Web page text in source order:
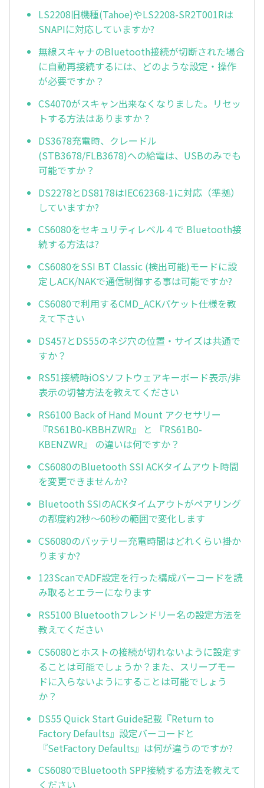
LS2208旧機種(Tahoe)やLS2208-SR2T001Rは
SNAPIに対応していますか?
無線スキャナのBluetooth接続が切断された場合
に自動再接続するには、どのような設定・操作
が必要ですか？
CS4070がスキャン出来なくなりました。リセッ
トする方法はありますか？
DS3678充電時、クレードル
(STB3678/FLB3678)への給電は、USBのみでも
可能ですか？
DS2278とDS8178はIEC62368-1に対応（準拠）
していますか?
CS6080をセキュリティレベル４で Bluetooth接
続する方法は?
CS6080をSSI BT Classic (検出可能)モードに設
定しACK/NAKで通信制御する事は可能ですか?
CS6080で利用するCMD_ACKパケット仕様を教
えて下さい
DS457とDS55のネジ穴の位置・サイズは共通で
すか？
RS51接続時iOSソフトウェアキーボード表示/非
表示の切替方法を教えてください
RS6100 Back of Hand Mount アクセサリー
『RS61B0-KBBHZWR』 と 『RS61B0-
KBENZWR』 の違いは何ですか？
CS6080のBluetooth SSI ACKタイムアウト時間
を変更できませんか?
Bluetooth SSIのACKタイムアウトがペアリング
の都度約2秒～60秒の範囲で変化します
CS6080のバッテリー充電時間はどれくらい掛か
りますか?
123ScanでADF設定を行った構成バーコードを読
み取るとエラーになります
RS5100 Bluetoothフレンドリー名の設定方法を
教えてください
CS6080とホストの接続が切れないように設定す
ることは可能でしょうか？また、スリープモー
ドに入らないようにすることは可能でしょう
か？
DS55 Quick Start Guide記載『Return to
Factory Defaults』設定バーコードと
『SetFactory Defaults』は何が違うのですか?
CS6080でBluetooth SPP接続する方法を教えて
ください